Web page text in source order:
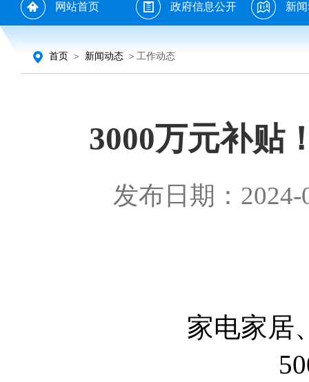
网站首页 政府信息公开 新
首页 ＞ 新闻动态 ＞工作动态
3000万元补贴
发布日期：
家电家居